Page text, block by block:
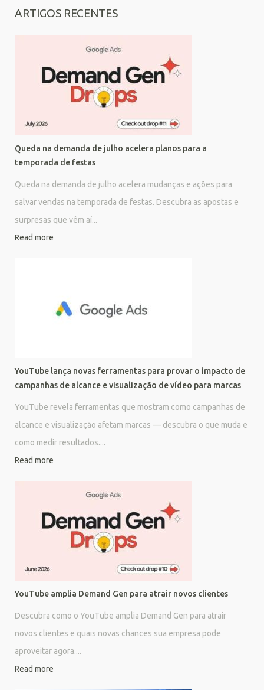
ARTIGOS RECENTES
Queda na demanda de julho acelera planos para a
temporada de festas
Queda na demanda de julho acelera mudanças e ações para
salvar vendas na temporada de festas. Descubra as apostas e
surpresas que vêm aí...
Read more
YouTube lança novas ferramentas para provar o impacto de
campanhas de alcance e visualização de vídeo para marcas
YouTube revela ferramentas que mostram como campanhas de
alcance e visualização afetam marcas — descubra o que muda e
como medir resultados....
Read more
YouTube amplia Demand Gen para atrair novos clientes
Descubra como o YouTube amplia Demand Gen para atrair
novos clientes e quais novas chances sua empresa pode
aproveitar agora....
Read more